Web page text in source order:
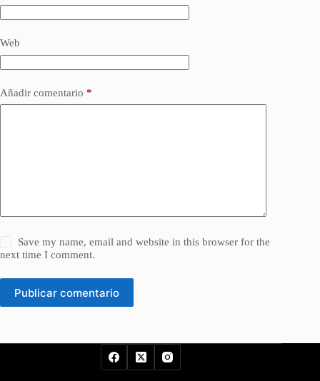
Web
Añadir comentario *
Save my name, email and website in this browser for the
next time I comment.
Publicar comentario